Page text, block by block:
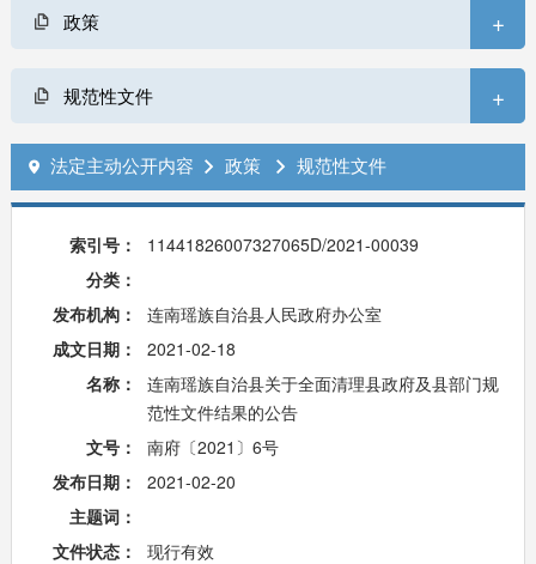
政策 +
规范性文件 +
 法定主动公开内容  政策  规范性文件
索引号：
11441826007327065D/2021-00039
分类：
发布机构：
连南瑶族自治县人民政府办公室
成文日期：
2021-02-18
名称：
连南瑶族自治县关于全面清理县政府及县部门规
范性文件结果的公告
文号：
南府〔2021〕6号
发布日期：
2021-02-20
主题词：
文件状态：
现行有效